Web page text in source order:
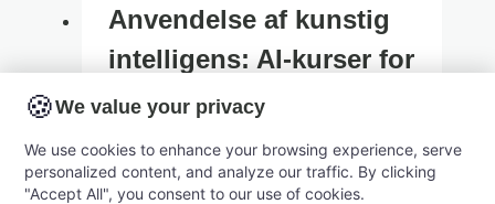
Anvendelse af kunstig
intelligens: AI-kurser for
ledige
Anvendelse af kunstig intelligens: AI-
kurser for ledige Kunstig intelligens
🍪We value your privacy
We use cookies to enhance your browsing experience, serve
personalized content, and analyze our traffic. By clicking
"Accept All", you consent to our use of cookies.